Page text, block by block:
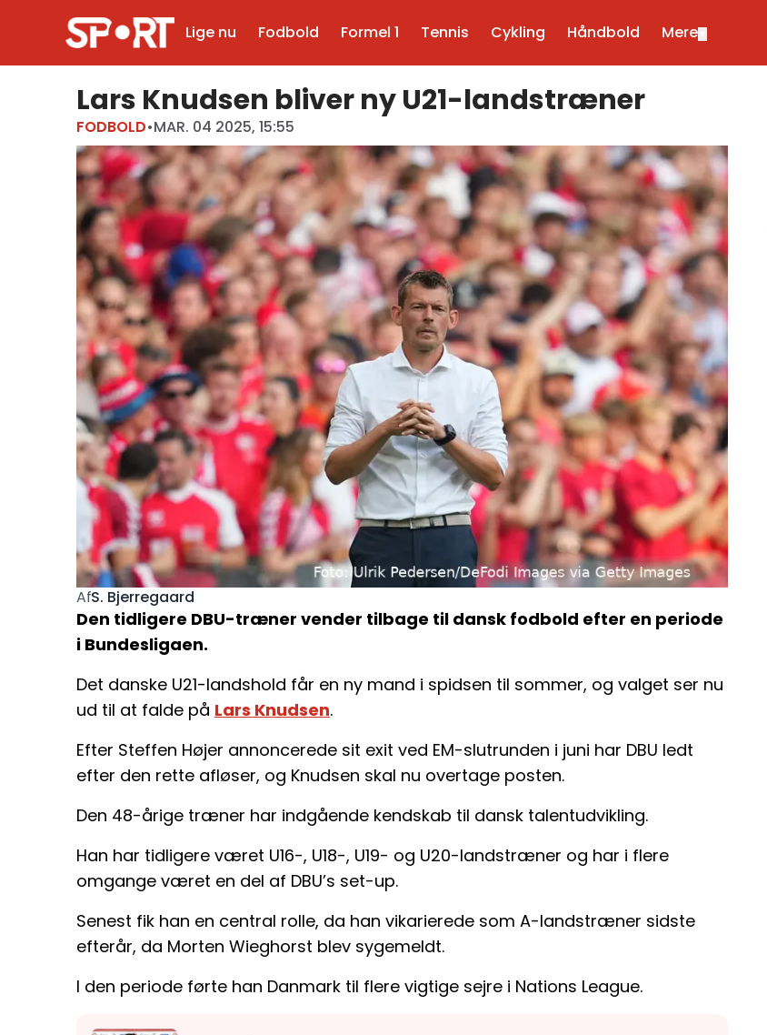
Lige nu Fodbold Formel 1 Tennis Cykling Håndbold Mere
Lars Knudsen bliver ny U21-landstræner
FODBOLD•MAR. 04 2025, 15:55
AfS. Bjerregaard
Den tidligere DBU-træner vender tilbage til dansk fodbold efter en periode
i Bundesligaen.
Det danske U21-landshold får en ny mand i spidsen til sommer, og valget ser nu
ud til at falde på Lars Knudsen.
Efter Steffen Højer annoncerede sit exit ved EM-slutrunden i juni har DBU ledt
efter den rette afløser, og Knudsen skal nu overtage posten.
Den 48-årige træner har indgående kendskab til dansk talentudvikling.
Han har tidligere været U16-, U18-, U19- og U20-landstræner og har i flere
omgange været en del af DBU’s set-up.
Senest fik han en central rolle, da han vikarierede som A-landstræner sidste
efterår, da Morten Wieghorst blev sygemeldt.
I den periode førte han Danmark til flere vigtige sejre i Nations League.